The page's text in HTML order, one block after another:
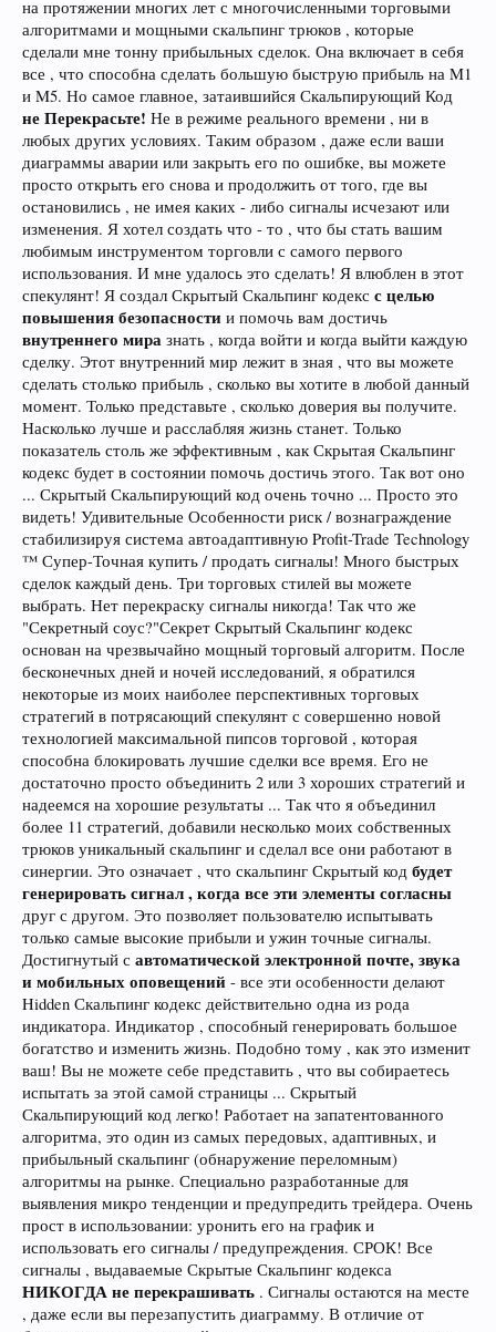
на протяжении многих лет с многочисленными торговыми
алгоритмами и мощными скальпинг трюков , которые
сделали мне тонну прибыльных сделок. Она включает в себя
все , что способна сделать большую быструю прибыль на M1
и M5. Но самое главное, затаившийся Скальпирующий Код
не Перекрасьте! Не в режиме реального времени , ни в
любых других условиях. Таким образом , даже если ваши
диаграммы аварии или закрыть его по ошибке, вы можете
просто открыть его снова и продолжить от того, где вы
остановились , не имея каких - либо сигналы исчезают или
изменения. Я хотел создать что - то , что бы стать вашим
любимым инструментом торговли с самого первого
использования. И мне удалось это сделать! Я влюблен в этот
спекулянт! Я создал Скрытый Скальпинг кодекс с целью
повышения безопасности и помочь вам достичь
внутреннего мира знать , когда войти и когда выйти каждую
сделку. Этот внутренний мир лежит в зная , что вы можете
сделать столько прибыль , сколько вы хотите в любой данный
момент. Только представьте , сколько доверия вы получите.
Насколько лучше и расслабляя жизнь станет. Только
показатель столь же эффективным , как Скрытая Скальпинг
кодекс будет в состоянии помочь достичь этого. Так вот оно
... Скрытый Скальпирующий код очень точно ... Просто это
видеть! Удивительные Особенности риск / вознаграждение
стабилизируя система автоадаптивную Profit-Trade Technology
™ Супер-Точная купить / продать сигналы! Много быстрых
сделок каждый день. Три торговых стилей вы можете
выбрать. Нет перекраску сигналы никогда! Так что же
"Секретный соус?"Секрет Скрытый Скальпинг кодекс
основан на чрезвычайно мощный торговый алгоритм. После
бесконечных дней и ночей исследований, я обратился
некоторые из моих наиболее перспективных торговых
стратегий в потрясающий спекулянт с совершенно новой
технологией максимальной пипсов торговой , которая
способна блокировать лучшие сделки все время. Его не
достаточно просто объединить 2 или 3 хороших стратегий и
надеемся на хорошие результаты ... Так что я объединил
более 11 стратегий, добавили несколько моих собственных
трюков уникальный скальпинг и сделал все они работают в
синергии. Это означает , что скальпинг Скрытый код будет
генерировать сигнал , когда все эти элементы согласны
друг с другом. Это позволяет пользователю испытывать
только самые высокие прибыли и ужин точные сигналы.
Достигнутый с автоматической электронной почте, звука
и мобильных оповещений - все эти особенности делают
Hidden Скальпинг кодекс действительно одна из рода
индикатора. Индикатор , способный генерировать большое
богатство и изменить жизнь. Подобно тому , как это изменит
ваш! Вы не можете себе представить , что вы собираетесь
испытать за этой самой страницы ... Скрытый
Скальпирующий код легко! Работает на запатентованного
алгоритма, это один из самых передовых, адаптивных, и
прибыльный скальпинг (обнаружение переломным)
алгоритмы на рынке. Специально разработанные для
выявления микро тенденции и предупредить трейдера. Очень
прост в использовании: уронить его на график и
использовать его сигналы / предупреждения. СРОК! Все
сигналы , выдаваемые Скрытые Скальпинг кодекса
НИКОГДА не перекрашивать . Сигналы остаются на месте
, даже если вы перезапустить диаграмму. В отличие от